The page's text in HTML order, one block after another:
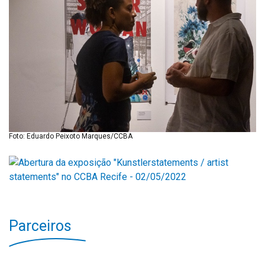
Foto: Eduardo Peixoto Marques/CCBA
Parceiros